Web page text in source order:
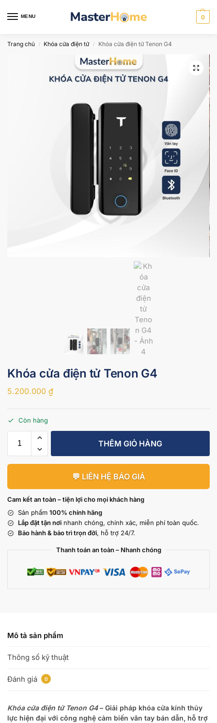
MENU 0
Trang chủ / Khóa cửa điện tử / Khóa cửa điện tử Tenon G4
Khóa cửa điện tử Tenon G4
5.200.000 ₫
Còn hàng
THÊM GIỎ HÀNG
💬 LIÊN HỆ BÁO GIÁ
Cam kết an toàn – tiện lợi cho mọi khách hàng
Sản phẩm 100% chính hãng
Lắp đặt tận nơi nhanh chóng, chính xác, miễn phí toàn quốc.
Bảo hành & bảo trì trọn đời, hỗ trợ 24/7.
Thanh toán an toàn – Nhanh chóng
Mô tả sản phẩm
Thông số kỹ thuật
Đánh giá 0
Khóa cửa điện tử Tenon G4 – Giải pháp khóa cửa kính thủy
lực hiện đại với công nghệ cảm biến vân tay bán dẫn, hỗ trợ